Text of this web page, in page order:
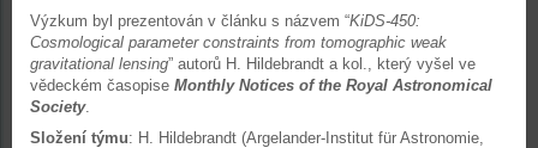
Výzkum byl prezentován v článku s názvem “KiDS-450:
Cosmological parameter constraints from tomographic weak
gravitational lensing” autorů H. Hildebrandt a kol., který vyšel ve
vědeckém časopise Monthly Notices of the Royal Astronomical
Society.
Složení týmu: H. Hildebrandt (Argelander-Institut für Astronomie,